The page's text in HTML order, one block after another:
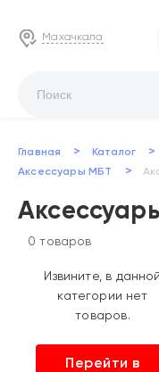
Махачкала
Главная > Каталог >
Аксессуары МБТ >
0 товаров
Извините, в данной
категории нет
товаров.
Перейти в